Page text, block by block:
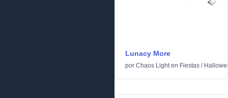
Lunacy More
por Chaos Lighten Fiestas /